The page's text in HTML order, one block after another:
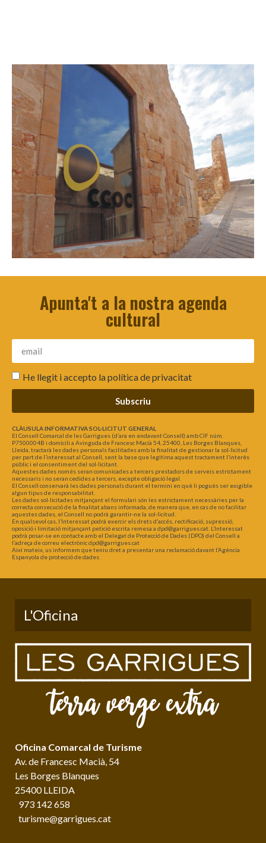
Apunta't a la nostra agenda
cultural
He llegit i accepto lapolítica de privacitat
Subscriu
CLÀUSULA INFORMATIVA SOL·LICITUT GENERAL
El Consell Comarcal de les Garrigues (d’ara en endavant Consell) amb CIF núm.
P7500004B i domicili a Avinguda de Francesc Macià 54, 25400, Les Borges Blanques,
Lleida, tractarà les dades personals facilitades amb la finalitat de gestionar la sol·licitud
per part de l’interessat al Consell, sent la base que legitima aquest tractament l’interès
públic i el consentiment del sol·licitant.
Aquestes dades només seran comunicades a tercers prestadors de serveis estrictament
necessaris i no seran cedides a tercers, excepte obligació legal.
El Consell conservarà les dades personals durant el termini en què li pogués ser exigible
algun tipus de responsabilitat.
Les dades sol·licitades mitjançant el formulari són les estrictament necessàries per la
correcta consecució de la finalitat abans informada, de manera que, en cas de no facilitar
aquestes dades, el Consell no podrà garantir-ne la sol·licitud.
En qualsevol cas, l’Interessat podrà exercir els drets d’accés, rectificació, supressió,
oposició i limitació mitjançant petició escrita remesa a dpd@garrigues.cat. L’Interessat
podrà posar-se en contacte amb el Delegat de Protecció de Dades (DPO) del Consell a
l’adreça de correu electrònic dpd@garrigues.cat
Així mateix, us informem que teniu dret a presentar una reclamació davant l’Agència
Espanyola de protecció de dades.
L'Oficina
Oficina Comarcal de Turisme
Av. de Francesc Macià, 54
Les Borges Blanques
25400 LLEIDA
973 142 658
turisme@garrigues.cat